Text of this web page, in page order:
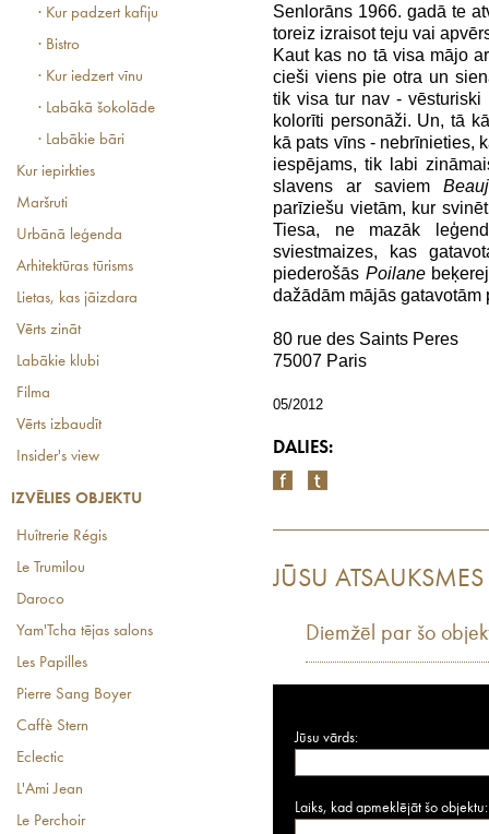
· Kur padzert kafiju
· Bistro
· Kur iedzert vīnu
· Labākā šokolāde
· Labākie bāri
Kur iepirkties
Maršruti
Urbānā leģenda
Arhitektūras tūrisms
Lietas, kas jāizdara
Vērts zināt
Labākie klubi
Filma
Vērts izbaudīt
Insider's view
IZVĒLIES OBJEKTU
Huîtrerie Régis
Le Trumilou
Daroco
Yam'Tcha tējas salons
Les Papilles
Pierre Sang Boyer
Caffè Stern
Eclectic
L'Ami Jean
Le Perchoir
Senlorāns 1966. gadā te
toreiz izraisot teju vai
Kaut kas no tā visa mājo
cieši viens pie otra un
tik visa tur nav - vēsturiski
kolorīti personāži. Un, tā
kā pats vīns - nebrīnieties,
iespējams, tik labi
slavens ar saviem
parīziešu vietām, kur
Tiesa, ne mazāk
sviestmaizes, kas
piederošās Poilane
dažādām mājās gatavotām
80 rue des Saints Peres
75007 Paris
05/2012
DALIES:
JŪSU ATSAUKSMES
Diemžēl par šo
Jūsu vārds:
Laiks, kad apmeklējāt šo objektu: